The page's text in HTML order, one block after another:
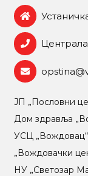
ЈП „Пословни
Дом здравља
УСЦ
„Вождовачки
НУ „Светозар